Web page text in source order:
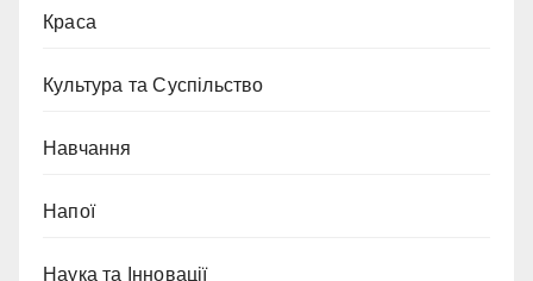
Краса
Культура та Суспільство
Навчання
Напої
Наука та Інновації